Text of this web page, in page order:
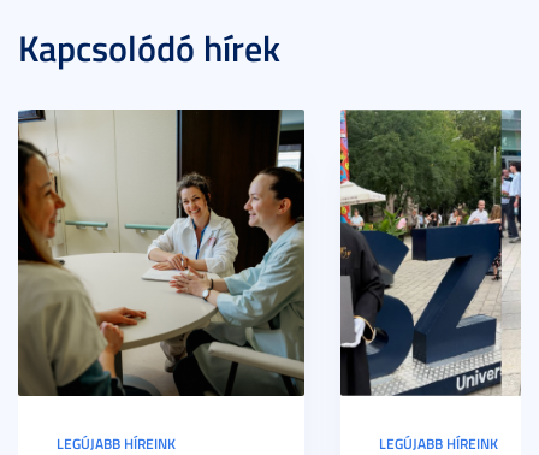
Kapcsolódó hírek
LEGÚJABB HÍREINK LEGÚJABB HÍREINK